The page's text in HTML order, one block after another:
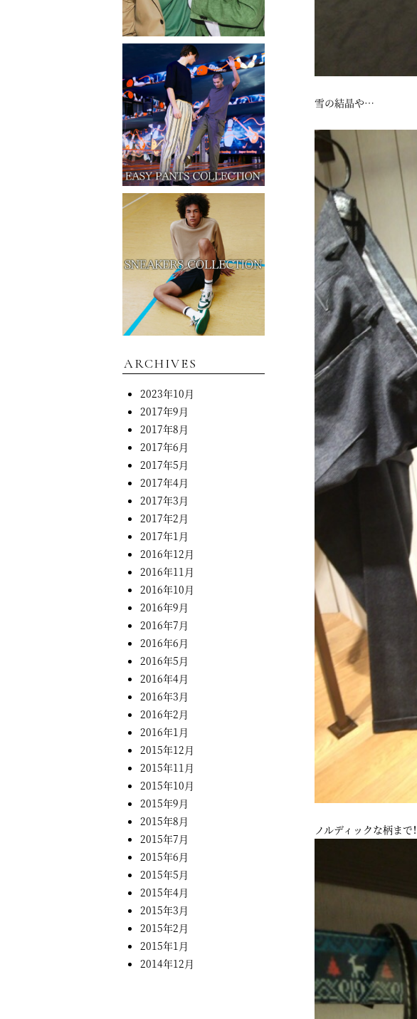
雪の結晶や…
ノルディックな柄まで！
ARCHIVES
2023年10月
2017年9月
2017年8月
2017年6月
2017年5月
2017年4月
2017年3月
2017年2月
2017年1月
2016年12月
2016年11月
2016年10月
2016年9月
2016年7月
2016年6月
2016年5月
2016年4月
2016年3月
2016年2月
2016年1月
2015年12月
2015年11月
2015年10月
2015年9月
2015年8月
2015年7月
2015年6月
2015年5月
2015年4月
2015年3月
2015年2月
2015年1月
2014年12月